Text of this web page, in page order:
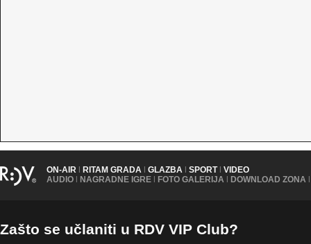
ON-AIR | RITAM GRADA | GLAZBA | SPORT | VIDEO
AUDIO | NAGRADNE IGRE | FOTO GALERIJA | DOWNLOAD ZONA |
Zašto se učlaniti u RDV VIP Club?